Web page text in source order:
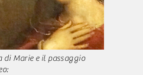
di Marie e il passaggio